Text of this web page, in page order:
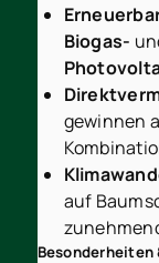
Biogas-
gewinnen
auf
Besonderheiten